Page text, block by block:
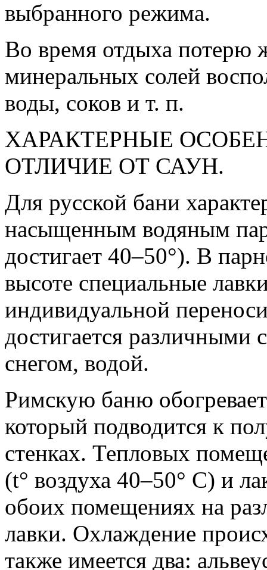
выбранного режима.
Во время отдыха потерю
минеральных солей
воды, соков и т. п.
ХАРАКТЕРНЫЕ
ОТЛИЧИЕ ОТ САУН.
Для русской бани
насыщенным водяным
достигает 40–50°). В
высоте специальные
индивидуальной
достигается различными
снегом, водой.
Римскую баню
который подводится к
стенках. Тепловых
(t° воздуха 40–50° С) и
обоих помещениях на
лавки. Охлаждение
также имеется два: